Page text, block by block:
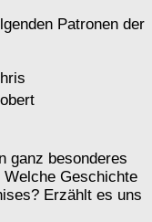
Patronen der
ganz besonderes
Geschichte
Erzählt es uns